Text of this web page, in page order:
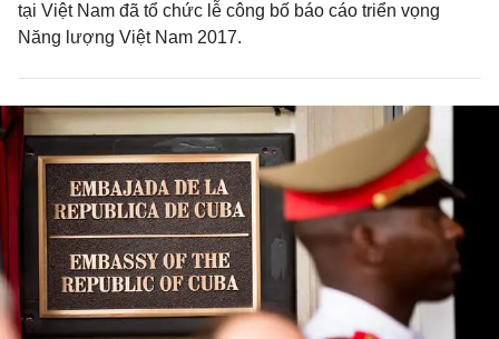
tại Việt Nam đã tổ chức lễ công bố báo cáo triển vọng
Năng lượng Việt Nam 2017.